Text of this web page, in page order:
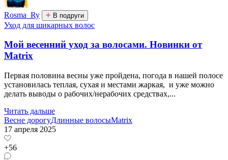
Rosma_Ry В подруги
Уход для шикарных волос
Мой весенний уход за волосами. Новинки от
Matrix
Первая половина весны уже пройдена, погода в нашей полосе
установилась теплая, сухая и местами жаркая, и уже можно
делать выводы о рабочих/нерабочих средствах,...
Читать дальше
Весне дорогуДлинные волосыMatrix
17 апреля 2025
+56